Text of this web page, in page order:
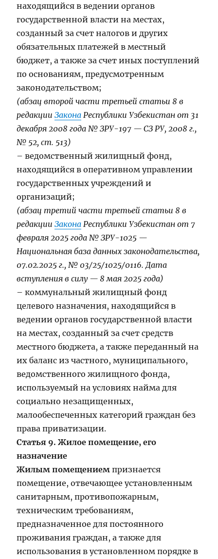
находящийся в ведении органов
государственной власти на местах,
созданный за счет налогов и других
обязательных платежей в местный
бюджет, а также за счет иных поступлений
по основаниям, предусмотренным
законодательством;
(абзац второй части третьей статьи 8 в
редакцииЗакона Республики Узбекистан от 31
декабря 2008 года № ЗРУ-197 — СЗ РУ, 2008 г.,
№ 52, ст. 513)
– ведомственный жилищный фонд,
находящийся в оперативном управлении
государственных учреждений и
организаций;
(абзац третий части третьей статьи 8 в
редакцииЗакона Республики Узбекистан от 7
февраля 2025 года № ЗРУ-1025 —
Национальная база данных законодательства,
07.02.2025 г., № 03/25/1025/0116. Дата
вступления в силу — 8 мая 2025 года)
– коммунальный жилищный фонд
целевого назначения, находящийся в
ведении органов государственной власти
на местах, созданный за счет средств
местного бюджета, а также переданный на
их баланс из частного, муниципального,
ведомственного жилищного фонда,
используемый на условиях найма для
социально незащищенных,
малообеспеченных категорий граждан без
права приватизации.
Статья 9. Жилое помещение, его
назначение
Жилым помещением признается
помещение, отвечающее установленным
санитарным, противопожарным,
техническим требованиям,
предназначенное для постоянного
проживания граждан, а также для
использования в установленном порядке в